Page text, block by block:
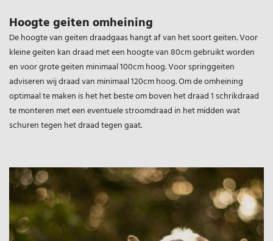
Hoogte geiten omheining
De hoogte van geiten draadgaas hangt af van het soort geiten. Voor
kleine geiten kan draad met een hoogte van 80cm gebruikt worden
en voor grote geiten minimaal 100cm hoog. Voor springgeiten
adviseren wij draad van minimaal 120cm hoog. Om de omheining
optimaal te maken is het het beste om boven het draad 1 schrikdraad
te monteren met een eventuele stroomdraad in het midden wat
schuren tegen het draad tegen gaat.